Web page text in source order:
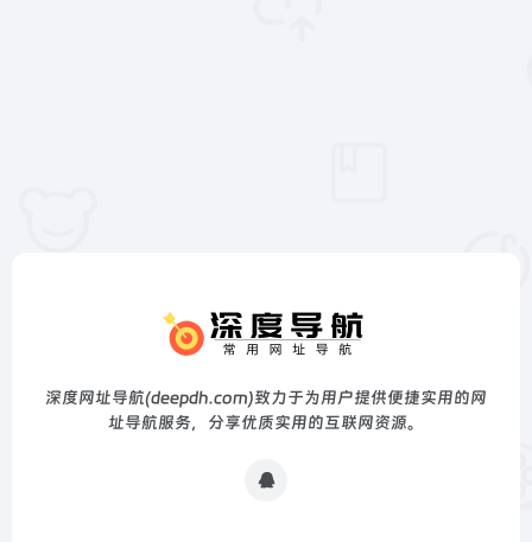
深度网址导航(deepdh.com)致力于为用户提供便捷实用的网
址导航服务，分享优质实用的互联网资源。